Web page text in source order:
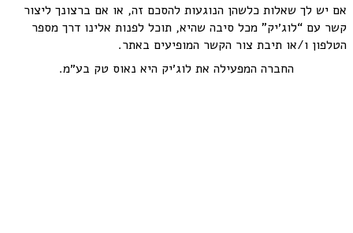
אם יש לך שאלות כלשהן הנוגעות להסכם זה, או אם ברצונך ליצור
קשר עם “לוג׳יק” מכל סיבה שהיא, תוכל לפנות אלינו דרך מספר
הטלפון ו/או תיבת צור הקשר המופיעים באתר.
החברה המפעילה את לוג׳יק היא נאוס טק בע״מ.